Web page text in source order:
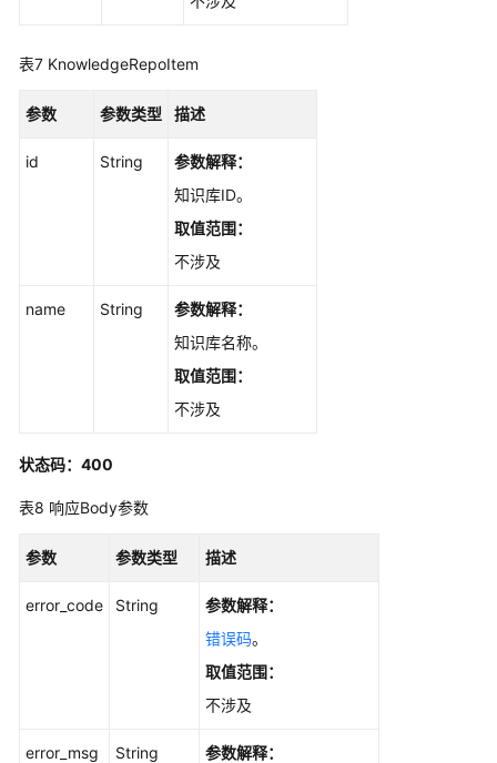
表7 KnowledgeRepoItem
参数 参数类型 描述
id String
参数解释：
知识库ID。
取值范围：
不涉及
name String
参数解释：
知识库名称。
取值范围：
不涉及
状态码：400
表8 响应Body参数
参数 参数类型 描述
error_code String
参数解释：
错误码。
取值范围：
不涉及
error_msg String
参数解释：